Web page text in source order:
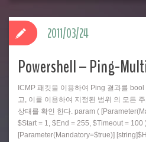
Powershell – Ping-
ICMP 패킷을 이용하여 Ping 결과를
고, 이를 이용하여 지정된 범위 의 모든
상태를 확인 한다. param (
$Start = 1, $End = 255, $Timeout =
[Parameter(Mandatory=$true)]
2011/03/24